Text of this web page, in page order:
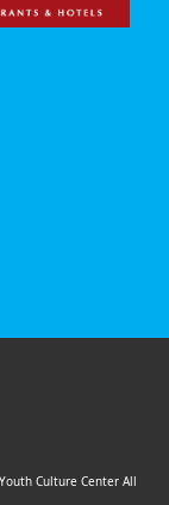
Culture Center All